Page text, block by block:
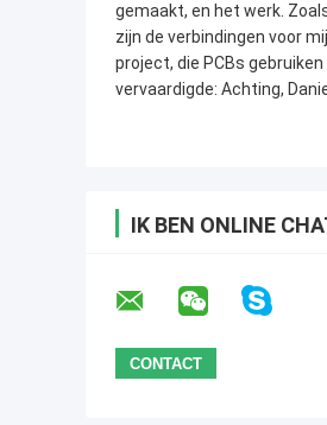
gemaakt, en het werk.
zijn de verbindingen voor
project, die PCBs gebruiken
vervaardigde: Achting,
IK BEN ONLINE